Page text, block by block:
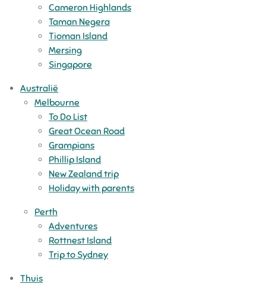
Cameron Highlands
Taman Negera
Tioman Island
Mersing
Singapore
Australië
Melbourne
To Do List
Great Ocean Road
Grampians
Phillip Island
New Zealand trip
Holiday with parents
Perth
Adventures
Rottnest Island
Trip to Sydney
Thuis